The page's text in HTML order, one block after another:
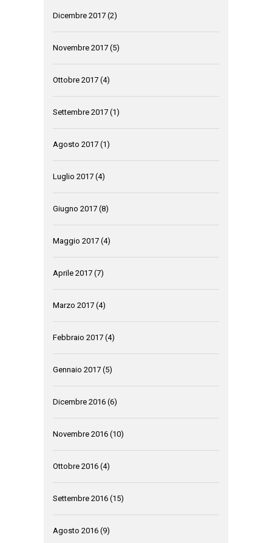
Dicembre 2017 (2)
Novembre 2017 (5)
Ottobre 2017 (4)
Settembre 2017 (1)
Agosto 2017 (1)
Luglio 2017 (4)
Giugno 2017 (8)
Maggio 2017 (4)
Aprile 2017 (7)
Marzo 2017 (4)
Febbraio 2017 (4)
Gennaio 2017 (5)
Dicembre 2016 (6)
Novembre 2016 (10)
Ottobre 2016 (4)
Settembre 2016 (15)
Agosto 2016 (9)